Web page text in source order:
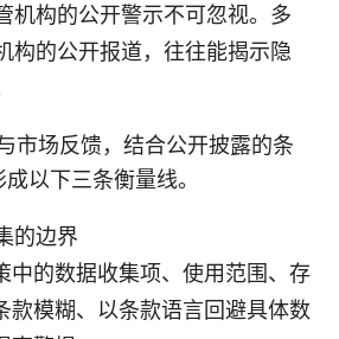
机构的公开警示不可忽视。多
构的公开报道，往往能揭示隐
市场反馈，结合公开披露的条
以下三条衡量线。
的边界
中的数据收集项、使用范围、存
款模糊、以条款语言回避具体数